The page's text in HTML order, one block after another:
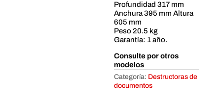
Profundidad 317 mm
Anchura 395 mm Altura
605 mm
Peso 20.5 kg
Garantía: 1 año.
Consulte por otros
modelos
Categoría: Destructoras de
documentos